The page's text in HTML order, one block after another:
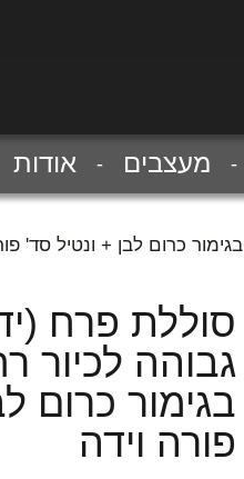
מעצבים אודות
כרום לבן + ונטיל סד'
סוללת פרח
גבוהה לכיור
בגימור כרום
פורה וידה